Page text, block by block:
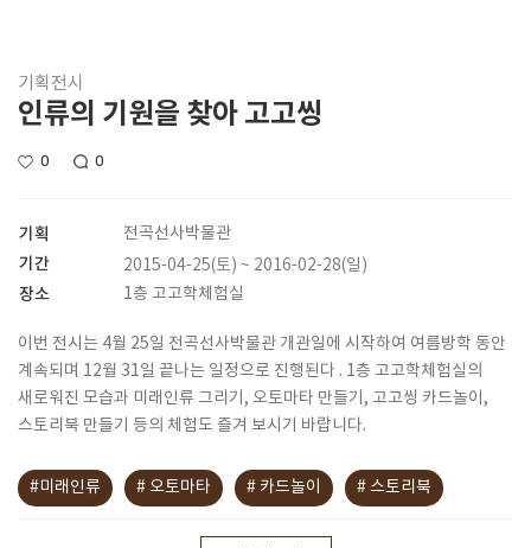
기획전시
인류의 기원을 찾아 고고씽
0 0
기획 전곡선사박물관
기간 2015-04-25(토) ~ 2016-02-28(일)
장소 1층 고고학체험실
이번 전시는 4월 25일 전곡선사박물관 개관일에 시작하여 여름방학 동안
계속되며 12월 31일 끝나는 일정으로 진행된다 . 1층 고고학체험실의
새로워진 모습과 미래인류 그리기, 오토마타 만들기, 고고씽 카드놀이,
스토리북 만들기 등의 체험도 즐겨 보시기 바랍니다.
#미래인류 # 오토마타 # 카드놀이 # 스토리북